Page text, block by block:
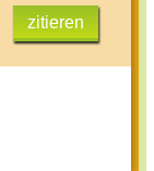
zitieren